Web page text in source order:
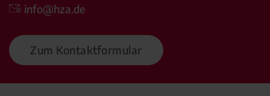
info@hza.de
Zum Kontaktformular